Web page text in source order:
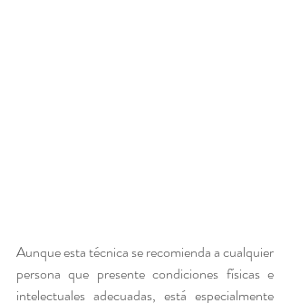
Aunque esta técnica se recomienda a cualquier
persona que presente condiciones físicas e
intelectuales adecuadas, está especialmente